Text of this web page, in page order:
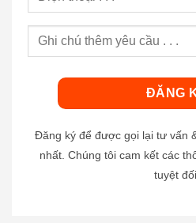
Đăng ký để được gọi lại tư vấn
nhất. Chúng tôi cam kết các
tuyệt đối.